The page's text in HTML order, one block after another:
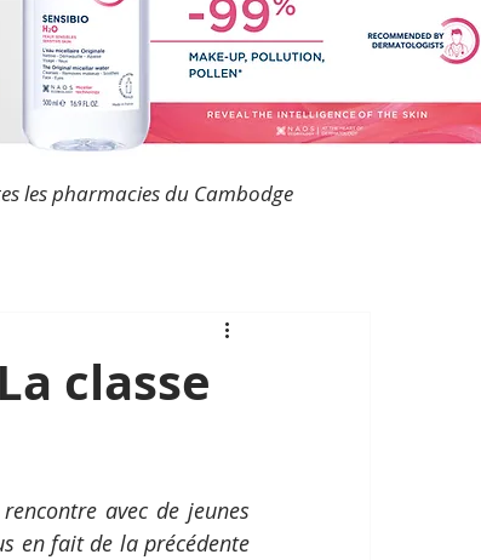
les pharmacies du Cambodge
classe
avec de jeunes
en fait de la précédente